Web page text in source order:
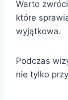
Warto
które
wyjątkowa.
Podczas
nie tylko